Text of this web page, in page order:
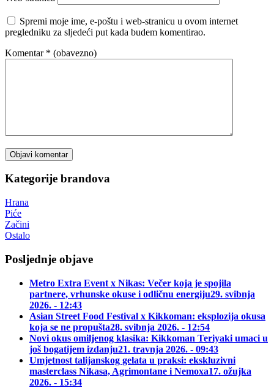
Spremi moje ime, e-poštu i web-stranicu u ovom internet
pregledniku za sljedeći put kada budem komentirao.
Komentar * (obavezno)
Kategorije brandova
Hrana
Piće
Začini
Ostalo
Posljednje objave
Metro Extra Event x Nikas: Večer koja je spojila
partnere, vrhunske okuse i odličnu energiju29. svibnja
2026. - 12:43
Asian Street Food Festival x Kikkoman: eksplozija okusa
koja se ne propušta28. svibnja 2026. - 12:54
Novi okus omiljenog klasika: Kikkoman Teriyaki umaci u
još bogatijem izdanju21. travnja 2026. - 09:43
Umjetnost talijanskog gelata u praksi: ekskluzivni
masterclass Nikasa, Agrimontane i Nemoxa17. ožujka
2026. - 15:34